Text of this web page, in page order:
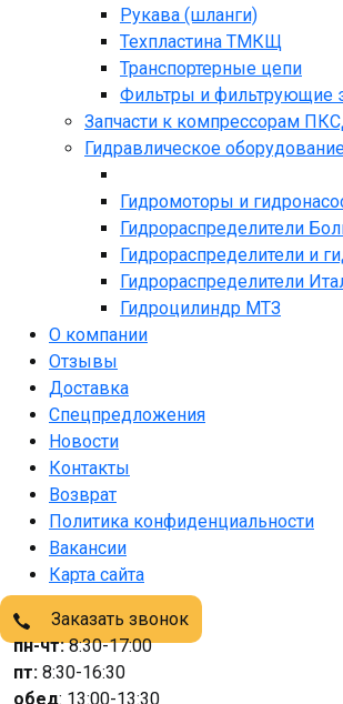
Рукава (шланги)
Техпластина ТМКЩ
Транспортерные цепи
Фильтры и фильтрующие
Запчасти к компрессорам
Гидравлическое
Гидромоторы и
Гидрораспределители
Гидрораспределители и
Гидрораспределители
Гидроцилиндр МТЗ
О компании
Отзывы
Доставка
Спецпредложения
Новости
Контакты
Возврат
Политика конфиденциальности
Вакансии
Карта сайта
Заказать звонок
пн-чт:8:30-17:00
пт: 8:30-16:30
обед: 13:00-13:30